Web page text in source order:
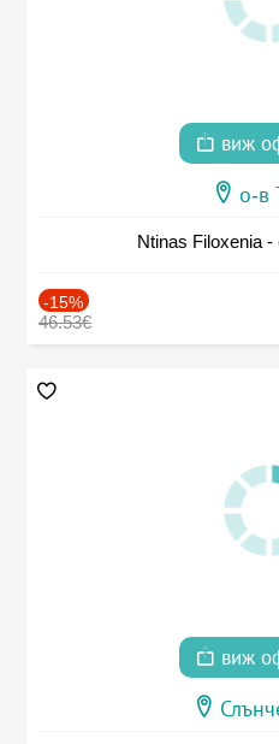
виж
о-в
Ntinas Filoxenia -
-15%
46.53€
виж